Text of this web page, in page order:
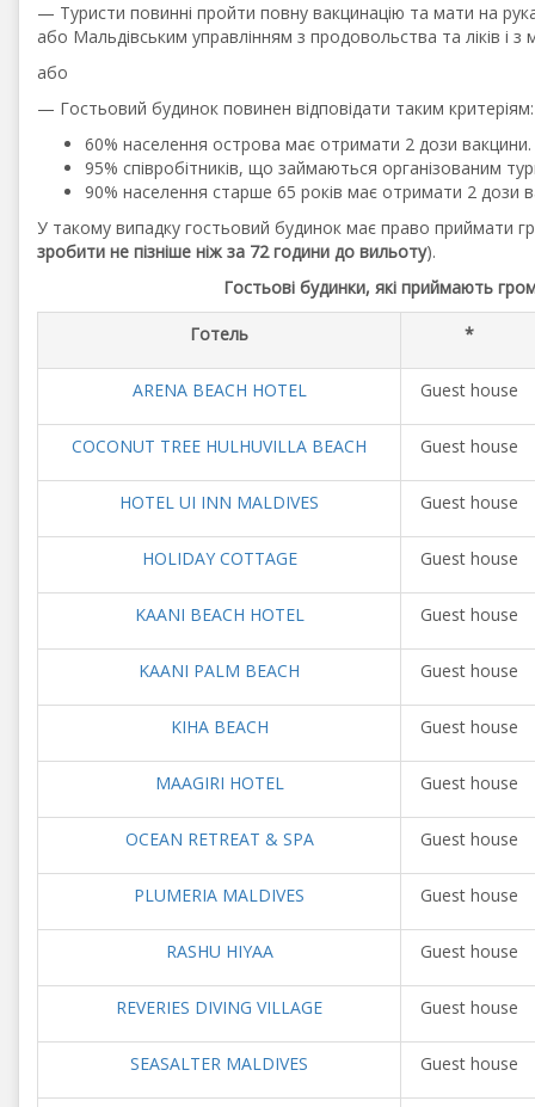
— Туристи повинні пройти повну вакцинацію та мати на
або Мальдівським управлінням з продовольства та ліків
або
— Гостьовий будинок повинен відповідати таким критеріям:
60% населення острова має отримати 2 дози вакцини.
95% співробітників, що займаються організованим
90% населення старше 65 років має отримати 2 дози
У такому випадку гостьовий будинок має право приймати
зробити не пізніше ніж за 72 години до вильоту).
Гостьові будинки, які приймають
Готель *
ARENA BEACH HOTEL Guest house
COCONUT TREE HULHUVILLA BEACH Guest house
HOTEL UI INN MALDIVES Guest house
HOLIDAY COTTAGE Guest house
KAANI BEACH HOTEL Guest house
KAANI PALM BEACH Guest house
KIHA BEACH Guest house
MAAGIRI HOTEL Guest house
OCEAN RETREAT & SPA Guest house
PLUMERIA MALDIVES Guest house
RASHU HIYAA Guest house
REVERIES DIVING VILLAGE Guest house
SEASALTER MALDIVES Guest house